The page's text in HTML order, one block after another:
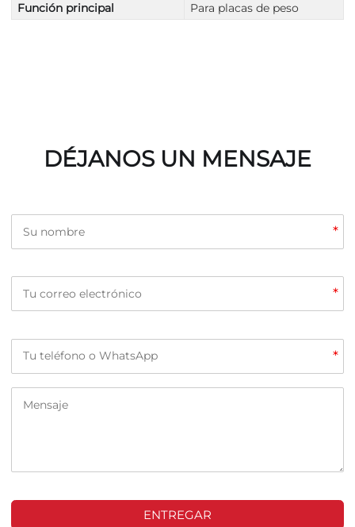
Función principal
Para placas de peso
DÉJANOS UN MENSAJE
*
*
*
ENTREGAR